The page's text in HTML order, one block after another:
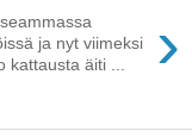
›
ja nyt viimeksi
äiti ...